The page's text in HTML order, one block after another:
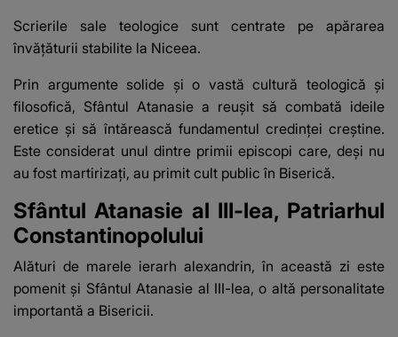
Scrierile sale teologice sunt centrate pe apărarea
învățăturii stabilite la Niceea.
Prin argumente solide și o vastă cultură teologică și
filosofică, Sfântul Atanasie a reușit să combată ideile
eretice și să întărească fundamentul credinței creștine.
Este considerat unul dintre primii episcopi care, deși nu
au fost martirizați, au primit cult public în Biserică.
Sfântul Atanasie al III-lea, Patriarhul
Constantinopolului
Alături de marele ierarh alexandrin, în această zi este
pomenit și Sfântul Atanasie al III-lea, o altă personalitate
importantă a Bisericii.